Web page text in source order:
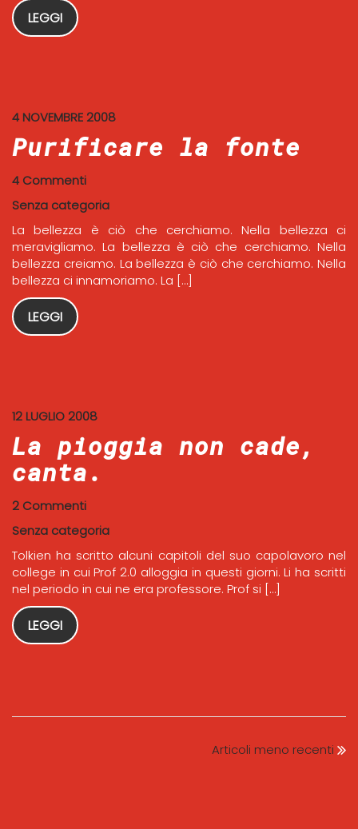
LEGGI
4 NOVEMBRE 2008
Purificare la fonte
4 Commenti
Senza categoria
La bellezza è ciò che cerchiamo. Nella bellezza ci
meravigliamo. La bellezza è ciò che cerchiamo. Nella
bellezza creiamo. La bellezza è ciò che cerchiamo. Nella
bellezza ci innamoriamo. La […]
LEGGI
12 LUGLIO 2008
La pioggia non cade,
canta.
2 Commenti
Senza categoria
Tolkien ha scritto alcuni capitoli del suo capolavoro nel
college in cui Prof 2.0 alloggia in questi giorni. Li ha scritti
nel periodo in cui ne era professore. Prof si […]
LEGGI
Articoli meno recenti